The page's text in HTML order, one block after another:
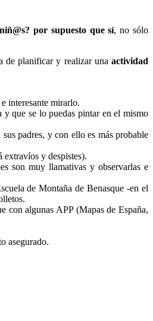
por supuesto que sí, no sólo
de planificar y realizar unaactividad
interesante mirarlo.
y que se lo puedas pintar en el mismo
padres, y con ello es más probable
extravíos y despistes).
son muy llamativas y observarlas e
de Montaña de Benasque -en el
con algunas APP (Mapas de España,
asegurado.